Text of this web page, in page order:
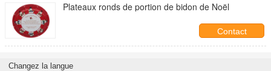
Plateaux ronds de portion de bidon de Noël
Contact
Changez la langue